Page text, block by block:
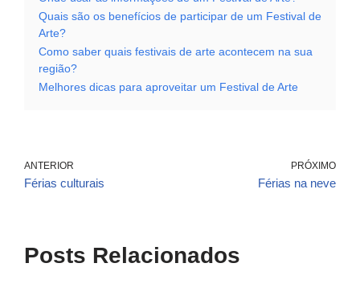
Quais são os benefícios de participar de um Festival de
Arte?
Como saber quais festivais de arte acontecem na sua
região?
Melhores dicas para aproveitar um Festival de Arte
ANTERIOR
Férias culturais
PRÓXIMO
Férias na neve
Posts Relacionados